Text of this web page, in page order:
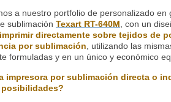
a nuestro portfolio de personalizado
sublimación Texart RT-640M , con un
imprimir directamente sobre tejidos de
por sublimación , utilizando las
formuladas y en un único y económico
impresora por sublimación directa o
posibilidades?